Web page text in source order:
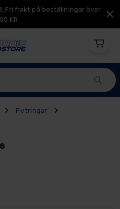
Fri frakt på beställningar över
KR
Flytringar